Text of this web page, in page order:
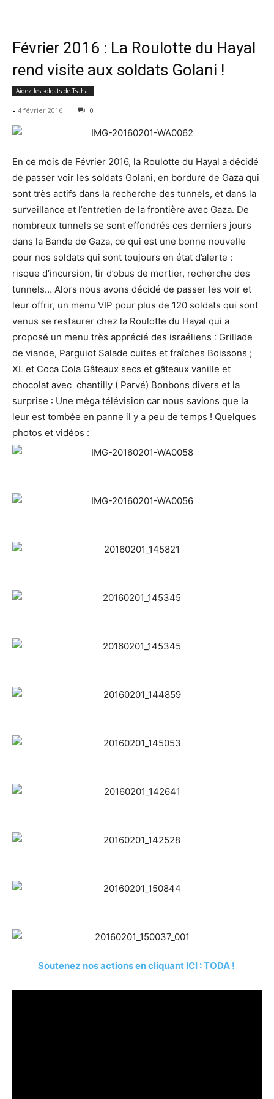
Février 2016 : La Roulotte du Hayal
rend visite aux soldats Golani !
Aidez les soldats de Tsahal
- 4 février 2016 0
En ce mois de Février 2016, la Roulotte du Hayal a décidé
de passer voir les soldats Golani, en bordure de Gaza qui
sont très actifs dans la recherche des tunnels, et dans la
surveillance et l’entretien de la frontière avec Gaza. De
nombreux tunnels se sont effondrés ces derniers jours
dans la Bande de Gaza, ce qui est une bonne nouvelle
pour nos soldats qui sont toujours en état d’alerte :
risque d’incursion, tir d’obus de mortier, recherche des
tunnels… Alors nous avons décidé de passer les voir et
leur offrir, un menu VIP pour plus de 120 soldats qui sont
venus se restaurer chez la Roulotte du Hayal qui a
proposé un menu très apprécié des israéliens : Grillade
de viande, Parguiot Salade cuites et fraîches Boissons ;
XL et Coca Cola Gâteaux secs et gâteaux vanille et
chocolat avec chantilly ( Parvé) Bonbons divers et la
surprise : Une méga télévision car nous savions que la
leur est tombée en panne il y a peu de temps ! Quelques
photos et vidéos :
Soutenez nos actions en cliquant ICI : TODA !